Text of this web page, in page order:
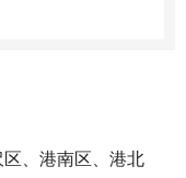
、港南区、港北